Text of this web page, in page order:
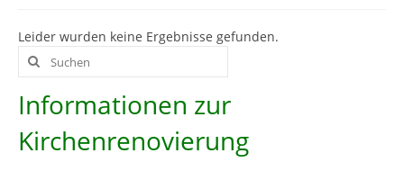
Kontakte
Einrichtungen
Leider wurden keine Ergebnisse gefunden.
Suche
nach:
Informationen zur
Kirchenrenovierung